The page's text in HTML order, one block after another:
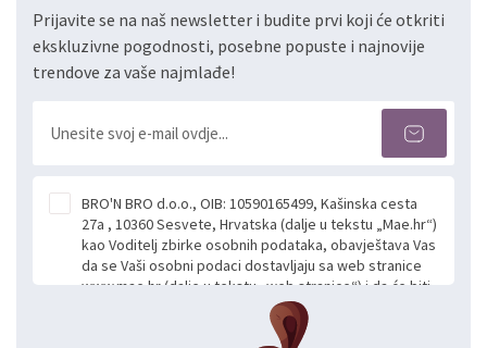
Prijavite se na naš newsletter i budite prvi koji će otkriti
ekskluzivne pogodnosti, posebne popuste i najnovije
trendove za vaše najmlađe!
BRO'N BRO d.o.o., OIB: 10590165499, Kašinska cesta
27a , 10360 Sesvete, Hrvatska (dalje u tekstu „Mae.hr“)
kao Voditelj zbirke osobnih podataka, obavještava Vas
da se Vaši osobni podaci dostavljaju sa web stranice
www.mae.hr (dalje u tekstu „web stranice“) i da će biti
obrađeni. Prihvaćanjem ove Izjave smatra se da
slobodno i izričito dajete privolu za prikupljanje i daljnju